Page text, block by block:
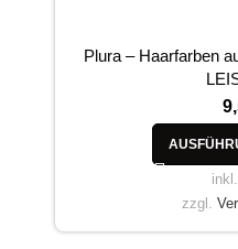
Plura – Haarfarben
zzgl.